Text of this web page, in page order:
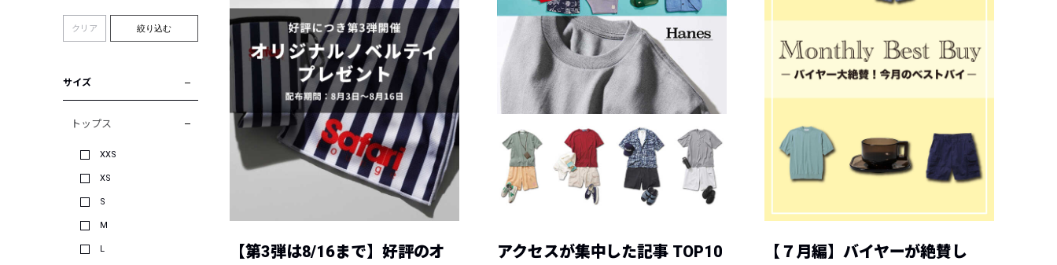
クリア 絞り込む
サイズ
トップス
XXS
XS
S
M
L
【第3弾は8/16まで】好評のオ
アクセスが集中した記事 TOP10
【７月編】バイヤーが絶賛し